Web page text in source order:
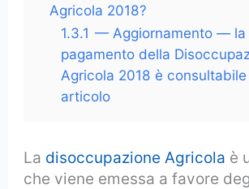
Agricola 2018?
1.3.1 — Aggiornamento — la
pagamento della
Agricola 2018 è
articolo
La disoccupazione Agricola è
che viene emessa a favore